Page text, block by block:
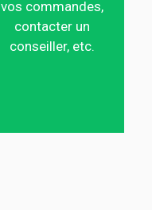
vos commandes,
contacter un
conseiller, etc.